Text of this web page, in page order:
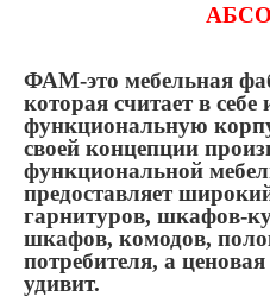
ФАМ-это мебельная
которая считает в
функциональную
своей концепции
функциональной
предоставляет
гарнитуров, шкафов-
шкафов, комодов,
потребителя, а
удивит.